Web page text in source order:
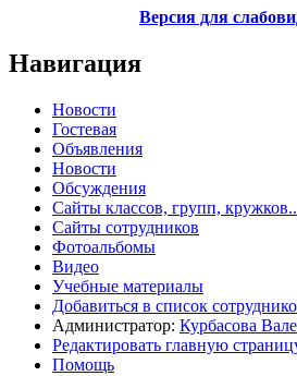
Версия для
Навигация
Новости
Гостевая
Объявления
Новости
Обсуждения
Сайты классов, групп,
Сайты сотрудников
Фотоальбомы
Видео
Учебные материалы
Добавиться в список
Администратор: Курбасова
Редактировать главную
Помощь